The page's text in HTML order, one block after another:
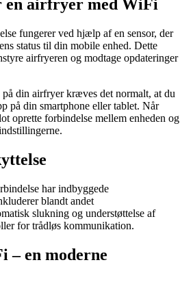
en airfryer med WiFi
fungerer ved hjælp af en sensor, der
status til din mobile enhed. Dette
airfryeren og modtage opdateringer
din airfryer kræves det normalt, at du
på din smartphone eller tablet. Når
oprette forbindelse mellem enheden og
har indbyggede
blandt andet
slukning og understøttelse af
for trådløs kommunikation.
– en moderne